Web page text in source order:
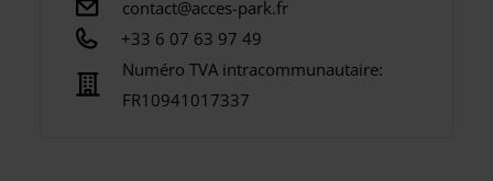
contact@acces-park.fr
+33 6 07 63 97 49
Numéro TVA intracommunautaire:
FR10941017337